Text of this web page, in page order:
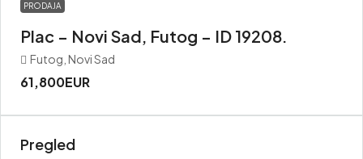
PRODAJA
Plac – Novi Sad, Futog – ID 19208.
Futog, Novi Sad
61,800EUR
Pregled